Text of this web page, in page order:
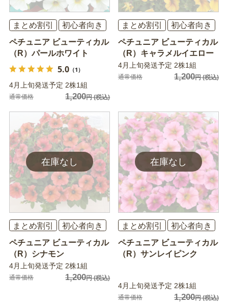
まとめ割引
初心者向き
ペチュニア ビューティカル
（R）パールホワイト
5.0（1）
4月上旬発送予定 2株1組
通常価格 1,200円(税込)
まとめ割引
初心者向き
ペチュニア ビューティカル
（R）キャラメルイエロー
4月上旬発送予定 2株1組
通常価格 1,200円(税込)
まとめ割引
初心者向き
ペチュニア ビューティカル
（R）シナモン
4月上旬発送予定 2株1組
通常価格 1,200円(税込)
まとめ割引
初心者向き
ペチュニア ビューティカル
（R）サンレイピンク
4月上旬発送予定 2株1組
通常価格 1,200円(税込)